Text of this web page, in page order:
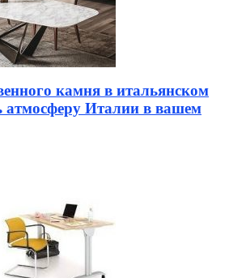
камня в итальянском
атмосферу Италии в вашем